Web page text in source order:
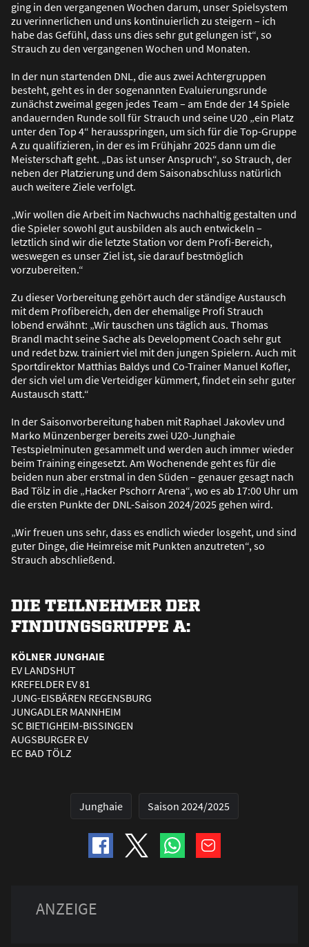
ging in den vergangenen Wochen darum, unser Spielsystem
zu verinnerlichen und uns kontinuierlich zu steigern – ich
habe das Gefühl, dass uns dies sehr gut gelungen ist“, so
Strauch zu den vergangenen Wochen und Monaten.
In der nun startenden DNL, die aus zwei Achtergruppen
besteht, geht es in der sogenannten Evaluierungsrunde
zunächst zweimal gegen jedes Team – am Ende der 14 Spiele
andauernden Runde soll für Strauch und seine U20 „ein Platz
unter den Top 4“ herausspringen, um sich für die Top-Gruppe
A zu qualifizieren, in der es im Frühjahr 2025 dann um die
Meisterschaft geht. „Das ist unser Anspruch“, so Strauch, der
neben der Platzierung und dem Saisonabschluss natürlich
auch weitere Ziele verfolgt.
„Wir wollen die Arbeit im Nachwuchs nachhaltig gestalten und
die Spieler sowohl gut ausbilden als auch entwickeln –
letztlich sind wir die letzte Station vor dem Profi-Bereich,
weswegen es unser Ziel ist, sie darauf bestmöglich
vorzubereiten.“
Zu dieser Vorbereitung gehört auch der ständige Austausch
mit dem Profibereich, den der ehemalige Profi Strauch
lobend erwähnt: „Wir tauschen uns täglich aus. Thomas
Brandl macht seine Sache als Development Coach sehr gut
und redet bzw. trainiert viel mit den jungen Spielern. Auch mit
Sportdirektor Matthias Baldys und Co-Trainer Manuel Kofler,
der sich viel um die Verteidiger kümmert, findet ein sehr guter
Austausch statt.“
In der Saisonvorbereitung haben mit Raphael Jakovlev und
Marko Münzenberger bereits zwei U20-Junghaie
Testspielminuten gesammelt und werden auch immer wieder
beim Training eingesetzt. Am Wochenende geht es für die
beiden nun aber erstmal in den Süden – genauer gesagt nach
Bad Tölz in die „Hacker Pschorr Arena“, wo es ab 17:00 Uhr um
die ersten Punkte der DNL-Saison 2024/2025 gehen wird.
„Wir freuen uns sehr, dass es endlich wieder losgeht, und sind
guter Dinge, die Heimreise mit Punkten anzutreten“, so
Strauch abschließend.
DIE TEILNEHMER DER
FINDUNGSGRUPPE A:
KÖLNER JUNGHAIE
EV LANDSHUT
KREFELDER EV 81
JUNG-EISBÄREN REGENSBURG
JUNGADLER MANNHEIM
SC BIETIGHEIM-BISSINGEN
AUGSBURGER EV
EC BAD TÖLZ
Junghaie Saison 2024/2025